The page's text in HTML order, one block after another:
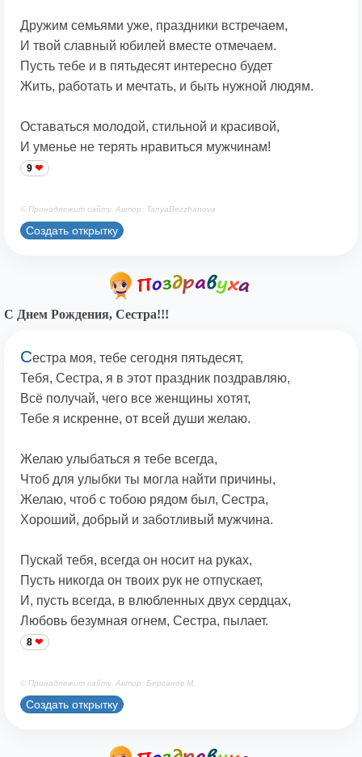
Дружим семьями уже, праздники встречаем,
И твой славный юбилей вместе отмечаем.
Пусть тебе и в пятьдесят интересно будет
Жить, работать и мечтать, и быть нужной людям.
Оставаться молодой, стильной и красивой,
И уменье не терять нравиться мужчинам!
9
© Принадлежит сайту. Автор: TanyaBezzhanova
Создать открытку
С Днем Рождения, Сестра!!!
Сестра моя, тебе сегодня пятьдесят,
Тебя, Сестра, я в этот праздник поздравляю,
Всё получай, чего все женщины хотят,
Тебе я искренне, от всей души желаю.
Желаю улыбаться я тебе всегда,
Чтоб для улыбки ты могла найти причины,
Желаю, чтоб с тобою рядом был, Сестра,
Хороший, добрый и заботливый мужчина.
Пускай тебя, всегда он носит на руках,
Пусть никогда он твоих рук не отпускает,
И, пусть всегда, в влюбленных двух сердцах,
Любовь безумная огнем, Сестра, пылает.
8
© Принадлежит сайту. Автор: Берсанов М.
Создать открытку